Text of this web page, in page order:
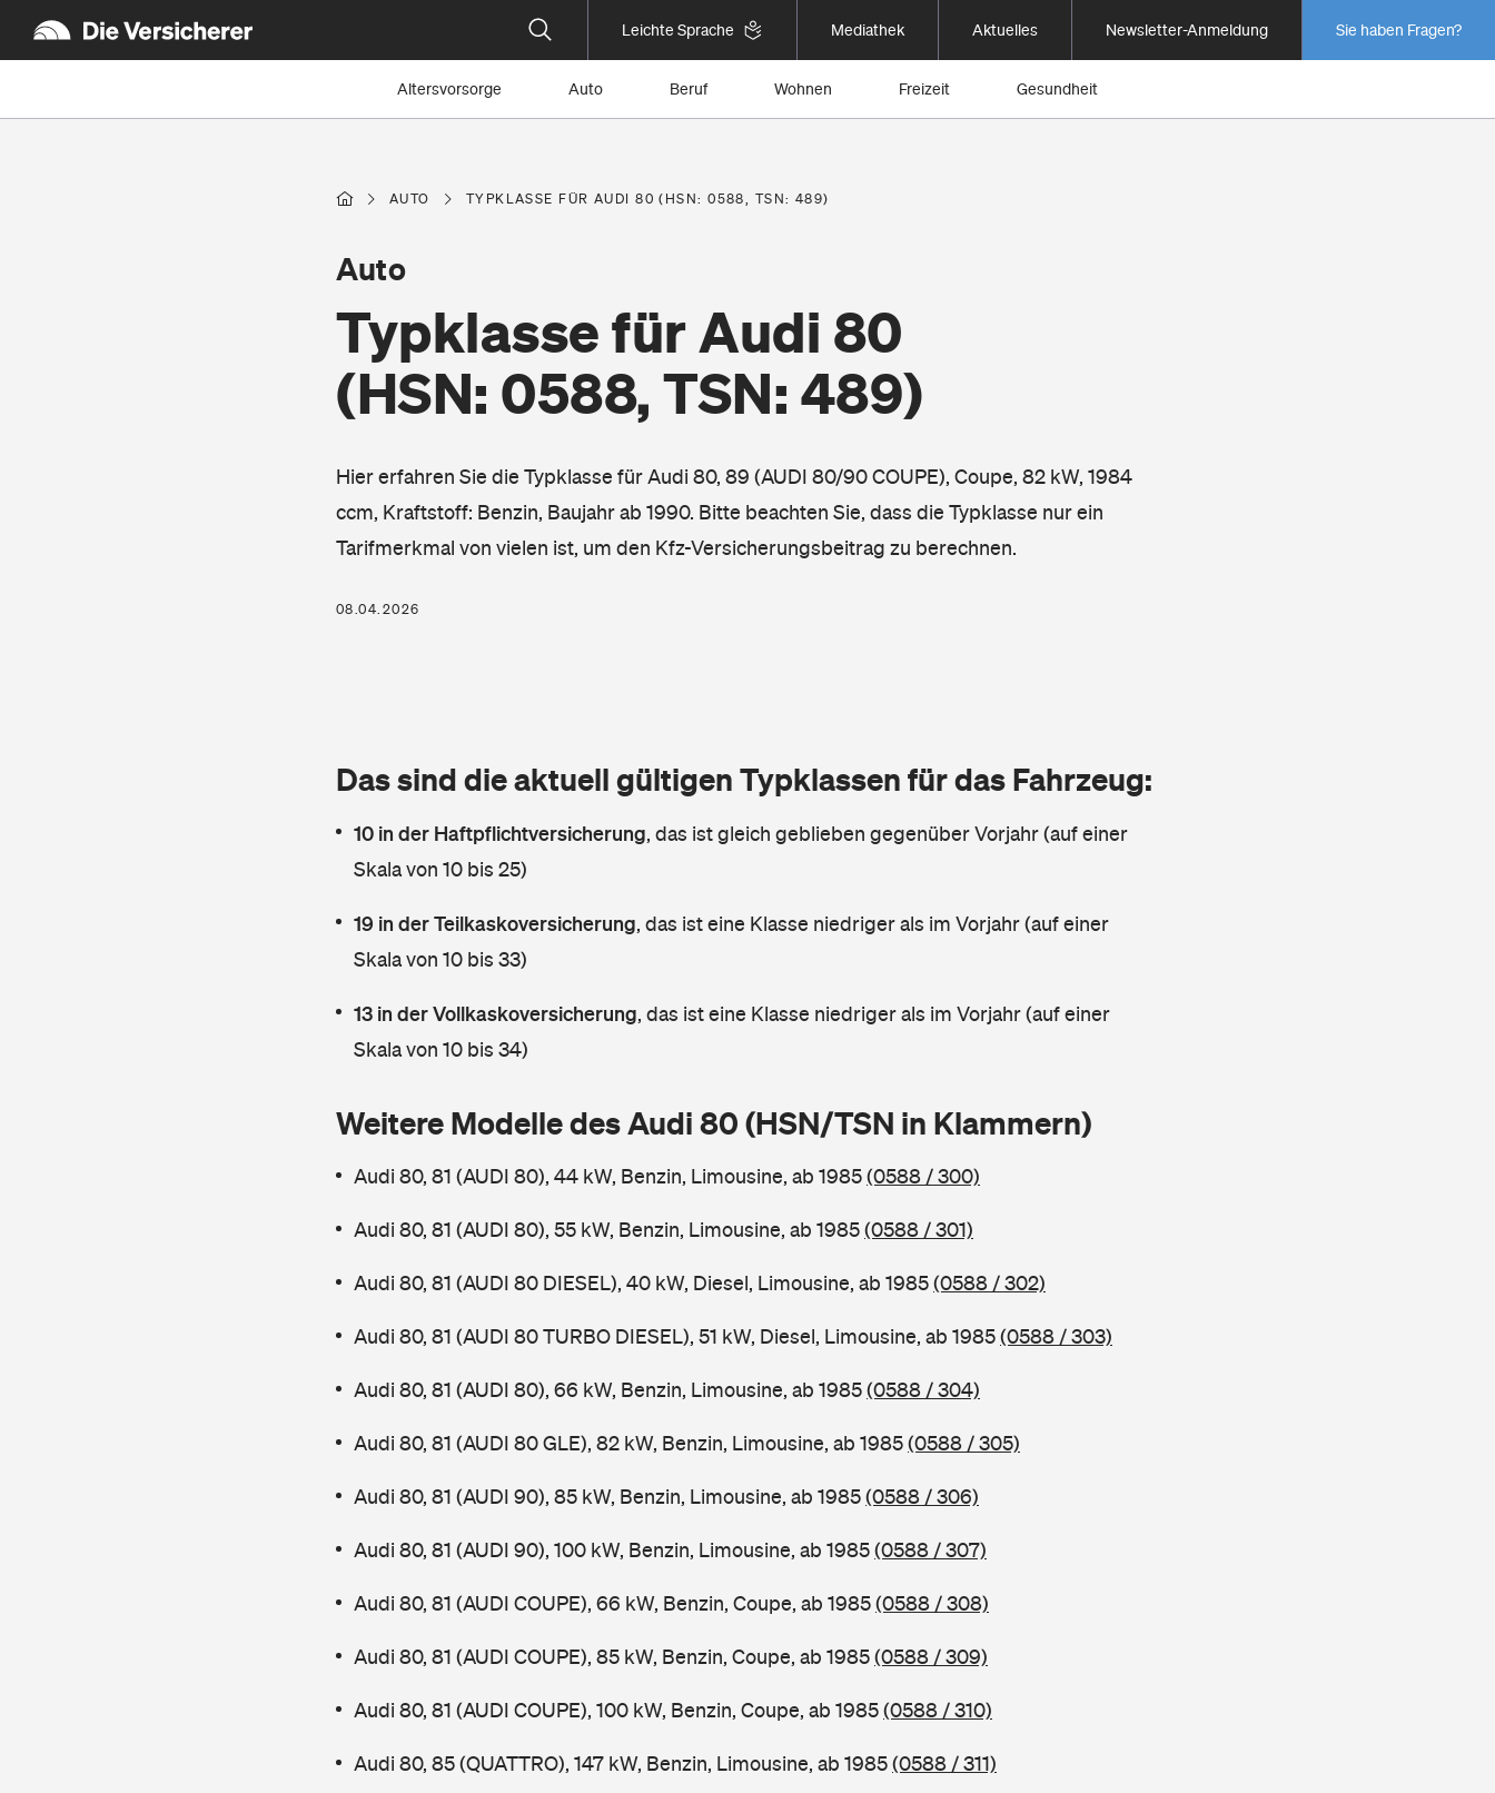
Leichte Sprache Mediathek Aktuelles Newsletter-Anmeldung Sie haben Fragen?
Altersvorsorge Auto Beruf Wohnen Freizeit Gesundheit
AUTO TYPKLASSE FÜR AUDI 80 (HSN: 0588, TSN: 489)
Typklasse für Audi 80
(HSN: 0588, TSN: 489)
Auto
Hier erfahren Sie die Typklasse für Audi 80, 89 (AUDI 80/90 COUPE), Coupe, 82 kW, 1984
ccm, Kraftstoff: Benzin, Baujahr ab 1990. Bitte beachten Sie, dass die Typklasse nur ein
Tarifmerkmal von vielen ist, um den Kfz-Versicherungsbeitrag zu berechnen.
08.04.2026
Das sind die aktuell gültigen Typklassen für das Fahrzeug:
10 in der Haftpflichtversicherung, das ist gleich geblieben gegenüber Vorjahr (auf einer
Skala von 10 bis 25)
19 in der Teilkaskoversicherung, das ist eine Klasse niedriger als im Vorjahr (auf einer
Skala von 10 bis 33)
13 in der Vollkaskoversicherung, das ist eine Klasse niedriger als im Vorjahr (auf einer
Skala von 10 bis 34)
Weitere Modelle des Audi 80 (HSN/TSN in Klammern)
Audi 80, 81 (AUDI 80), 44 kW, Benzin, Limousine, ab 1985(0588 / 300)
Audi 80, 81 (AUDI 80), 55 kW, Benzin, Limousine, ab 1985(0588 / 301)
Audi 80, 81 (AUDI 80 DIESEL), 40 kW, Diesel, Limousine, ab 1985(0588 / 302)
Audi 80, 81 (AUDI 80 TURBO DIESEL), 51 kW, Diesel, Limousine, ab 1985(0588 / 303)
Audi 80, 81 (AUDI 80), 66 kW, Benzin, Limousine, ab 1985(0588 / 304)
Audi 80, 81 (AUDI 80 GLE), 82 kW, Benzin, Limousine, ab 1985(0588 / 305)
Audi 80, 81 (AUDI 90), 85 kW, Benzin, Limousine, ab 1985(0588 / 306)
Audi 80, 81 (AUDI 90), 100 kW, Benzin, Limousine, ab 1985(0588 / 307)
Audi 80, 81 (AUDI COUPE), 66 kW, Benzin, Coupe, ab 1985(0588 / 308)
Audi 80, 81 (AUDI COUPE), 85 kW, Benzin, Coupe, ab 1985(0588 / 309)
Audi 80, 81 (AUDI COUPE), 100 kW, Benzin, Coupe, ab 1985(0588 / 310)
Audi 80, 85 (QUATTRO), 147 kW, Benzin, Limousine, ab 1985(0588 / 311)